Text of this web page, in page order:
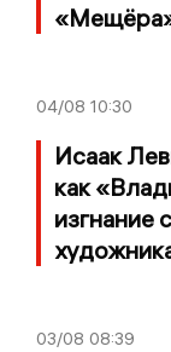
04/08 10:30
Исаак
как
изгнание
03/08 08:39